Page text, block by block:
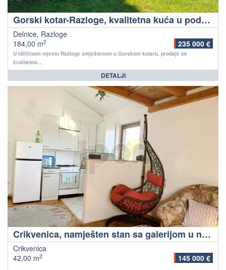
Gorski kotar-Razloge, kvalitetna kuća u području Nacionalnog parka Risnjak
Delnice, Razloge
184,00 m2 235 000 €
U idiličnom mjestu Razloge smještenom u Gorskom kotaru, prodaje se
kvalitetno...
DETALJI
Crikvenica, namješten stan sa galerijom u novijoj zgradi
Crikvenica
42,00 m2 145 000 €